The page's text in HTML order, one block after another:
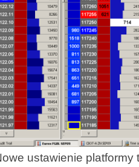
ustawienie platformy